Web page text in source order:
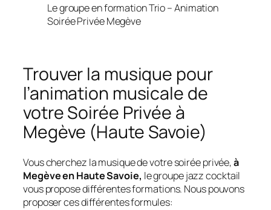
Le groupe en formation Trio – Animation
Soirée Privée Megève
Trouver la musique pour
l’animation musicale de
votre Soirée Privée à
Megève (Haute Savoie)
Vous cherchez la musique de votre soirée privée,à
Megève en Haute Savoie, le groupe jazz cocktail
vous propose différentes formations. Nous pouvons
proposer ces différentes formules: